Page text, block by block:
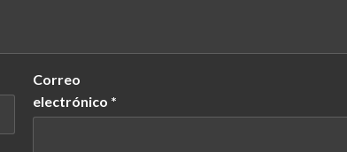
Correo
electrónico *